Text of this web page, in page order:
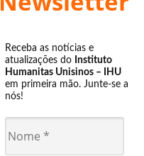
Receba as notícias e
atualizações do Instituto
Humanitas Unisinos – IHU
em primeira mão. Junte-se a
nós!